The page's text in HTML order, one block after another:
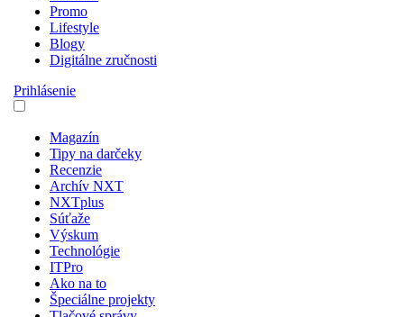
Promo
Lifestyle
Blogy
Digitálne zručnosti
Prihlásenie
Magazín
Tipy na darčeky
Recenzie
Archív NXT
NXTplus
Súťaže
Výskum
Technológie
ITPro
Ako na to
Špeciálne projekty